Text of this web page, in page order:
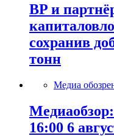
BP и
сохранив
тонн
Медиа
16:00 6